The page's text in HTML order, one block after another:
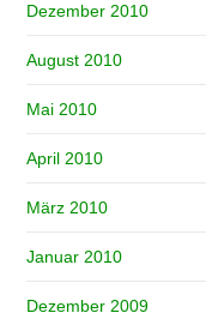
Dezember 2010
August 2010
Mai 2010
April 2010
März 2010
Januar 2010
Dezember 2009